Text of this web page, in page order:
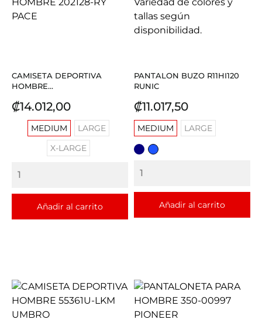
CAMISETA DEPORTIVA
HOMBRE...
Precio
₡14.012,00
MEDIUM
LARGE
X-LARGE
Añadir al carrito
PANTALON BUZO R11HI120
RUNIC
Precio
₡11.017,50
MEDIUM LARGE
AZULAZUL
Añadir al carrito